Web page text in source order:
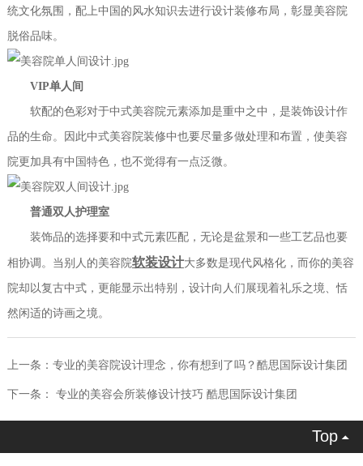
统文化氛围，配上中国的风水知识去进行设计装修布局，彰显美容院
脱俗品味。
VIP单人间
软配的色彩对于中式美容院元素添加是重中之中，是装饰设计作
品的生命。因此中式美容院装修中也要尽量多做处理和布置，使美容
院更加具有中国特色，也不觉得有一点泛微。
普通双人护理室
装饰品的选择要和中式元素匹配，无论是盆景和一些工艺品也要
相协调。当别人的美容院软装设计大多数是现代风格化，而你的美容
院却以复古中式，更能显示出特别，设计向人们展现着礼乐之境、恬
然闲适的诗画之境。
上一条： 专业的美容院设计理念，你有想到了吗？酷思国际设计集团
下一条： 专业的美容会所装修设计技巧 酷思国际设计集团
Top